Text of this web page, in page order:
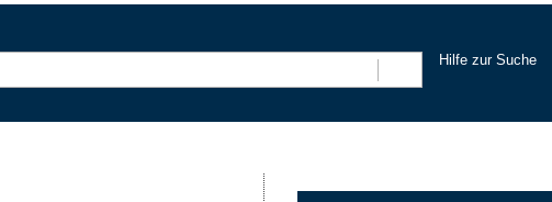
Hilfe zur Suche